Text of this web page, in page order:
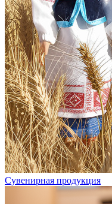
Сувенирная продукция